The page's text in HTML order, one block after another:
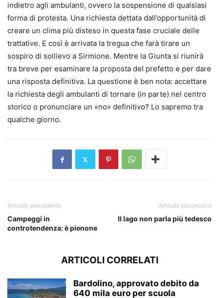
indietro agli ambulanti, ovvero la sospensione di qualsiasi
forma di protesta. Una richiesta dettata dall’opportunità di
creare un clima più disteso in questa fase cruciale delle
trattative. E così è arrivata la tregua che farà tirare un
sospiro di sollievo a Sirmione. Mentre la Giunta si riunirà
tra breve per esaminare la proposta del prefetto e per dare
una risposta definitiva. La questione è ben nota: accettare
la richiesta degli ambulanti di tornare (in parte) nel centro
storico o pronunciare un «no» definitivo? Lo sapremo tra
qualche giorno.
Articolo precedente
Campeggi in
controtendenza: è pienone
Articolo successivo
Il lago non parla più tedesco
ARTICOLI CORRELATI
Bardolino, approvato debito da
640 mila euro per scuola